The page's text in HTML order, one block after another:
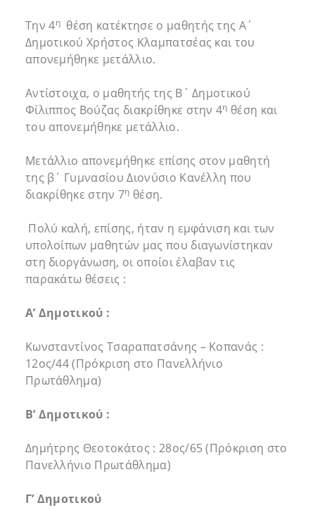
Την 4ηθέση κατέκτησε ο μαθητής της Α΄
Δημοτικού Χρήστος Κλαμπατσέας και του
απονεμήθηκε μετάλλιο.
Αντίστοιχα, ο μαθητής της Β΄ Δημοτικού
Φίλιππος Βούζας διακρίθηκε στην 4η θέση και
του απονεμήθηκε μετάλλιο.
Μετάλλιο απονεμήθηκε επίσης στον μαθητή
της β΄ Γυμνασίου Διονύσιο Κανέλλη που
διακρίθηκε στην 7η θέση.
Πολύ καλή, επίσης, ήταν η εμφάνιση και των
υπολοίπων μαθητών μας που διαγωνίστηκαν
στη διοργάνωση, οι οποίοι έλαβαν τις
παρακάτω θέσεις :
Α’ Δημοτικού :
Κωνσταντίνος Τσαραπατσάνης – Κοπανάς :
12ος/44 (Πρόκριση στο Πανελλήνιο
Πρωτάθλημα)
Β’ Δημοτικού :
Δημήτρης Θεοτοκάτος : 28ος/65 (Πρόκριση στο
Πανελλήνιο Πρωτάθλημα)
Γ’ Δημοτικού